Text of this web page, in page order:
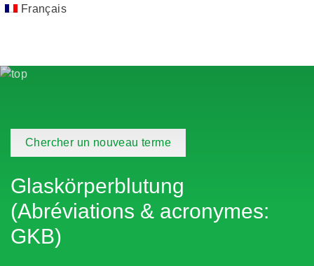
Français
Chercher un nouveau terme
Glaskörperblutung
(Abréviations & acronymes:
GKB)